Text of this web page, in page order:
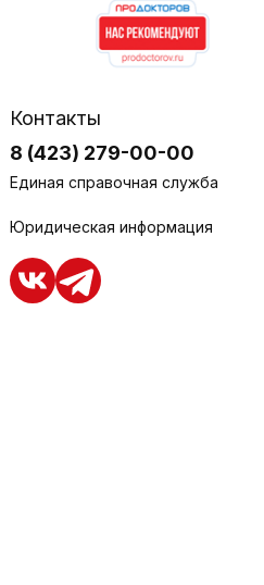
Контакты
8 (423) 279-00-00
Единая справочная служба
Юридическая информация